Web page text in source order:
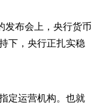
发布会上，央行货币
下，央行正扎实稳
定运营机构。也就